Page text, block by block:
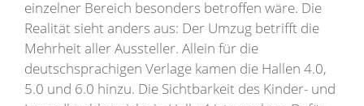
einzelner Bereich besonders betroffen wäre. Die
Realität sieht anders aus: Der Umzug betrifft die
Mehrheit aller Aussteller. Allein für die
deutschsprachigen Verlage kamen die Hallen 4.0,
5.0 und 6.0 hinzu. Die Sichtbarkeit des Kinder- und